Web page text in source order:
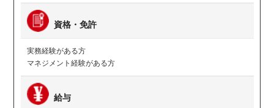
資格・免許
実務経験がある方
マネジメント経験がある方
給与